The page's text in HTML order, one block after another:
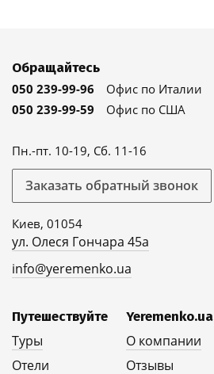
Обращайтесь
050 239-99-96
Офис по Италии
050 239-99-59
Офис по США
Пн.-пт. 10-19, Сб. 11-16
Заказать обратный звонок
Киев, 01054
ул. Олеся Гончара 45а
info@yeremenko.ua
Путешествуйте
Туры
Отели
Yeremenko.ua
О компании
Отзывы